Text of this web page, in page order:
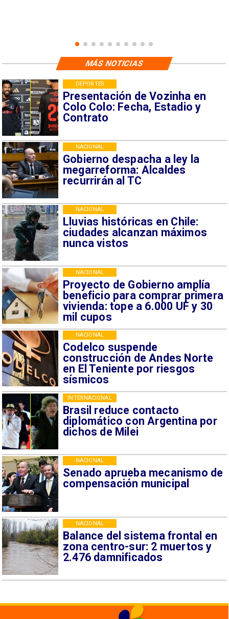
Presentación de Vozinha en
Colo Colo: Fecha, Estadio y
Contrato
DEPORTES
Gobierno despacha a ley la
megarreforma: Alcaldes
recurrirán al TC
NACIONAL
Lluvias históricas en Chile:
ciudades alcanzan máximos
nunca vistos
NACIONAL
Proyecto de Gobierno amplía
beneficio para comprar primera
vivienda: tope a 6.000 UF y 30
mil cupos
NACIONAL
Codelco suspende
construcción de Andes Norte
en El Teniente por riesgos
sísmicos
NACIONAL
Brasil reduce contacto
diplomático con Argentina por
dichos de Milei
INTERNACIONAL
Senado aprueba mecanismo de
compensación municipal
NACIONAL
Balance del sistema frontal en
zona centro-sur: 2 muertos y
2.476 damnificados
NACIONAL
MÁS NOTICIAS